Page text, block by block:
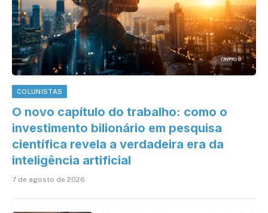
COLUNISTAS
O novo capítulo do trabalho: como o
investimento bilionário em pesquisa
científica revela a verdadeira era da
inteligência artificial
7 de agosto de 2026